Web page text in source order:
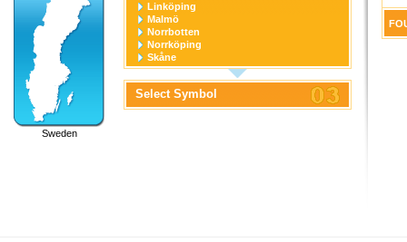
Sweden
Linköping
Malmö
Norrbotten
Norrköping
Skåne
Stockholm
Stockholm stad
Södermanland
Uppsala
Select Symbol